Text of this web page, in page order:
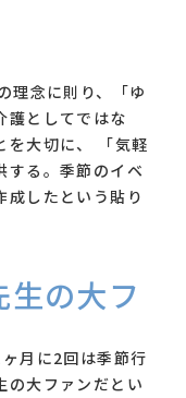
1日が
た
理念に則り、「ゆ
護としてではな
を大切に、 「気軽
する。季節のイベ
成したという貼り
の大フ
月に2回は季節行
の大ファンだとい